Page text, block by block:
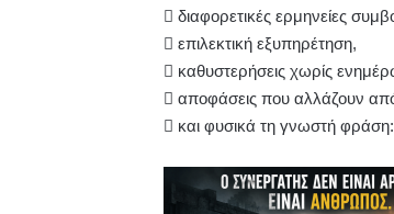
 διαφορετικές ερμηνείες
 επιλεκτική εξυπηρέτηση,
 καθυστερήσεις χωρίς
 αποφάσεις που αλλάζουν
 και φυσικά τη γνωστή φράση: